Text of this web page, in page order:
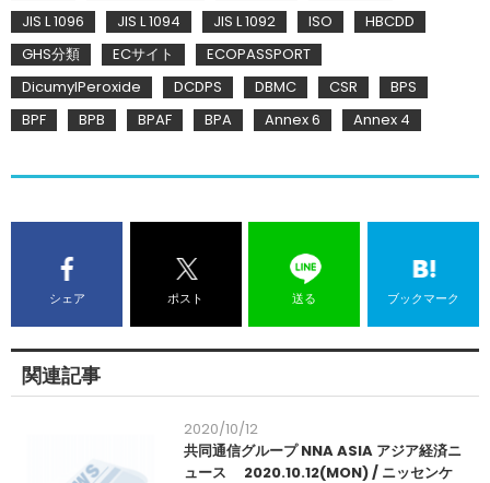
JIS L 1096
JIS L 1094 JIS L 1092 ISO
HBCDD
GHS分類
ECサイト
ECOPASSPORT
DicumylPeroxide
DCDPS DBMC CSR
BPS
BPF
BPB BPAF BPA Annex 6 Annex 4
シェア ポスト 送る ブックマーク
関連記事
2020/10/12
共同通信グループ NNA ASIA アジア経済ニ
ュース 2020.10.12(MON) / ニッセンケ